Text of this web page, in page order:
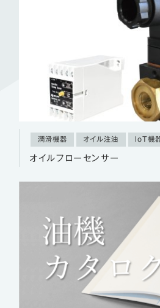
潤滑機器 オイル注油 IoT機
オイルフローセンサー